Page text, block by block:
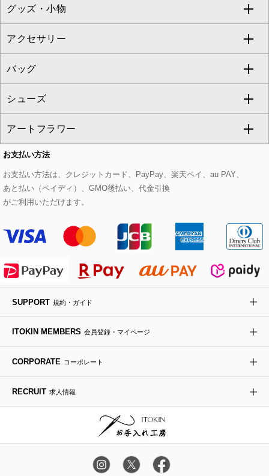
al'aise modulation
GEORGES RECH
GIANNI LO GIUDICE
CHRISTIAN AUJARD
CHRISTIAN AUJARD Lサイズ
eur3
Maison de CINQ
MK MICHEL KLEIN BAG
HIROKO KOSHINO
re:edition project 165
アンサンブルセット
ベスト・ジレ
パーカー
タンクトップ・キャミソール
スウェット・ジャージー
その他のトップス
ジャンパースカート
その他のワンピース・ドレス
ガウチョ・ワイドパンツ
ハーフ・ショート丈パンツ
サロペット・オールインワン
その他のパンツ
ひざ丈スカート
ミモレ丈スカート
ショート・ミニ丈スカート
その他のスカート
テーラードジャケット
ノーカラージャケット
セットアップ
セットアップジャケット
セットアップパンツ
セットアップスカート
セットアップワンピース
すべてのコート・ブルゾン
トレンチコート
ピーコート
ダッフルコート
チェスターコート
モッズコート
ステンカラーコート
ライダースジャケット
デニムジャケット
ダウンジャケット・コート
その他のコート・ブルゾン
グッズ・小物
すべてのグッズ・小物
マスク
ストール・マフラー・スヌード
ベルト・サスペンダー
帽子
ヘアアクセサリー
ハンカチ・バンダナ
手袋
チャーム・ストラップ
傘・日傘
アクセサリー
すべてのアクセサリー
ネックレス
ピアス・イヤリング
ブレスレット・バングル
ブローチ・コサージュ
バッグ
すべてのバッグ
トートバッグ
ショルダーバッグ
ボストンバッグ
バックパック・リュック
ボディバッグ・メッセンジャーバッグ
トラベルバッグ
ビジネスバッグ
その他のバッグ
シューズ
すべてのシューズ
パンプス
スニーカー
フラットシューズ
ローファー
ドレスシューズ
サンダル・ミュール
その他のシューズ
アートフラワー
すべてのアートフラワー
ローズ
カサブランカ・カラー
ラナンキュラス
ポプリアレンジ＆フレグランス
その他のアートフラワー
お支払い方法
お支払い方法は、クレジットカード、PayPay、楽天ペイ、au PAY、
あと払い（ペイディ）、GMO後払い、代金引換
がご利用いただけます。
SUPPORT 規約・ガイド
ITOKIN MEMBERS 会員登録・マイページ
CORPORATE コーポレート
RECRUIT 求人情報